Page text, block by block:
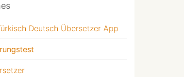
Deutsch Übersetzer App